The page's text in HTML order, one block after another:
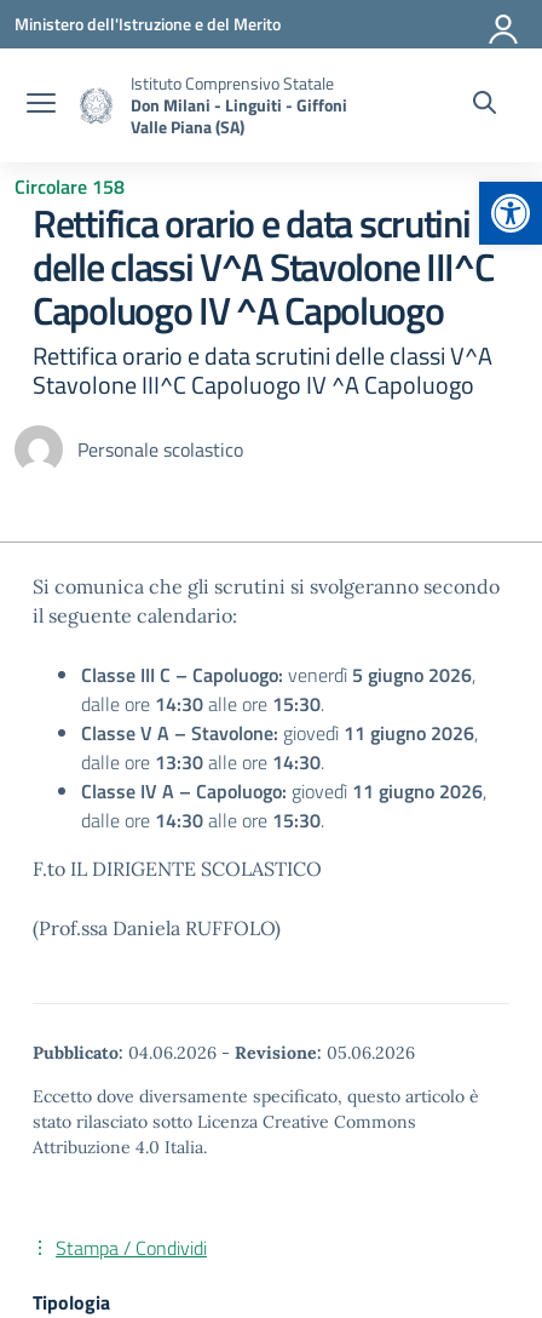
Vai ai contenuti
Vai al menu di navigazione
Vai al footer
Ministero dell'Istruzione e del Merito
Istituto Comprensivo Statale
Don Milani - Linguiti - Giffoni
Valle Piana (SA)
Circolare 158
Rettifica orario e data scrutini
delle classi V^A Stavolone III^C
Capoluogo IV ^A Capoluogo
Rettifica orario e data scrutini delle classi V^A
Stavolone III^C Capoluogo IV ^A Capoluogo
Personale scolastico
Si comunica che gli scrutini si svolgeranno secondo
il seguente calendario:
Classe III C – Capoluogo: venerdì 5 giugno 2026,
dalle ore 14:30alle ore 15:30.
Classe V A – Stavolone: giovedì 11 giugno 2026,
dalle ore 13:30alle ore 14:30.
Classe IV A – Capoluogo: giovedì 11 giugno 2026,
dalle ore 14:30alle ore 15:30.
F.to IL DIRIGENTE SCOLASTICO
(Prof.ssa Daniela RUFFOLO)
Pubblicato: 04.06.2026 - Revisione: 05.06.2026
Eccetto dove diversamente specificato, questo articolo è
stato rilasciato sotto Licenza Creative Commons
Attribuzione 4.0 Italia.
Stampa / Condividi
Tipologia